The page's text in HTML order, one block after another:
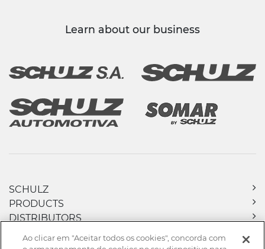
Learn about our business
SCHULZ
PRODUCTS
DISTRIBUTORS
NEWS
Ao clicar em "Aceitar todos os cookies", concorda com